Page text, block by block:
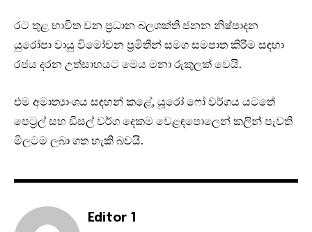
රට තුළ භාවිත වන ප‍්‍රධාන බලශක්ති ජනන නිෂ්පාදන
යුරෝපා වායු විමෝචන ප‍්‍රමිතීන් සමග සමපාත කිරීම සඳහා
රජය දරන උත්සාහයට මෙය මනා රුකුලක් ව‌ෙ‌යි.
එම අමාත්‍යාංශය සඳහන් කළේ, යූරෝ ෆෝ වර්ගය යටතේ
පෙට්‍රල් සහ ඩීසල් වර්ග දෙකම වෙළඳපොලෙන් කලින් පැවති
මිලටම ලබා ගත හැකි බවයි.
Editor 1